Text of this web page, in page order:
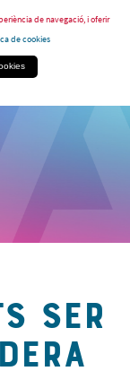
de navegació, i oferir
de cookies
SER